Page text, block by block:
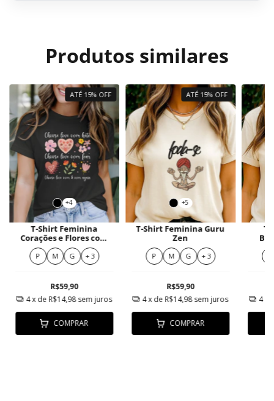
Produtos similares
ATÉ 15% OFF
+4
T-Shirt Feminina
Corações e Flores com
Frases Positivas
P M G + 3
R$59,90
4x de R$14,98 sem juros
COMPRAR
ATÉ 15% OFF
+5
T-Shirt Feminina Guru
Zen
P M G + 3
R$59,90
4x de R$14,98sem juros
COMPRAR
4